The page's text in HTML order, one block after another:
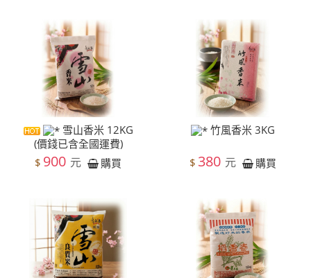
雪山香米 12KG
(價錢已含全國運費)
$ 900 元 購買
竹風香米 3KG
$ 380 元 購買